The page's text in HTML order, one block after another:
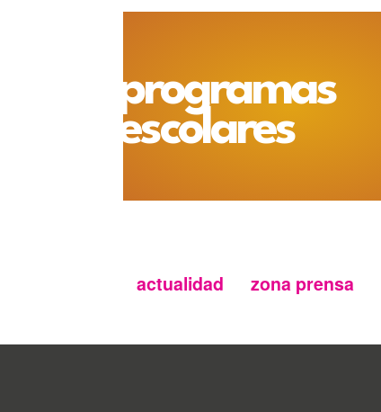
programas
escolares
secundario
actualidad zona prensa